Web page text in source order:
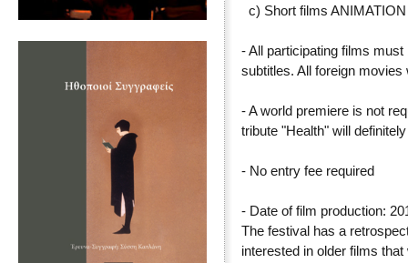
c) Short films
- All participating films
subtitles. All foreign
- A world premiere is not
tribute "Health" will
- No entry fee required
- Date of film production:
The festival has a
interested in older films